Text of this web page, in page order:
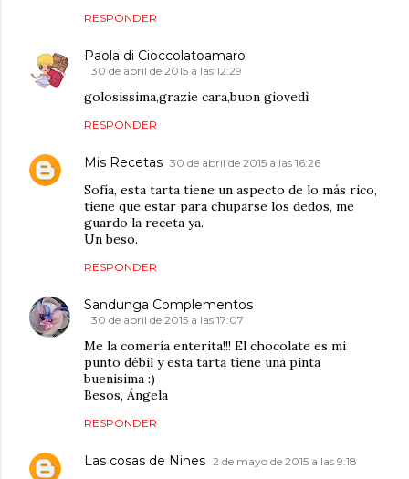
RESPONDER
Paola di Cioccolatoamaro
30 de abril de 2015 a las 12:29
golosissima,grazie cara,buon giovedì
RESPONDER
Mis Recetas 30 de abril de 2015 a las 16:26
Sofía, esta tarta tiene un aspecto de lo más rico,
tiene que estar para chuparse los dedos, me
guardo la receta ya.
Un beso.
RESPONDER
Sandunga Complementos
30 de abril de 2015 a las 17:07
Me la comería enterita!!! El chocolate es mi
punto débil y esta tarta tiene una pinta
buenisima :)
Besos, Ángela
RESPONDER
Las cosas de Nines 2 de mayo de 2015 a las 9:18